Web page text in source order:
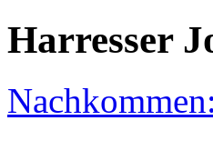
Harresser